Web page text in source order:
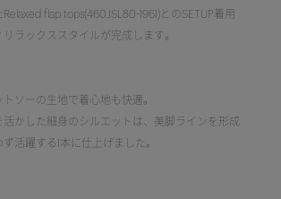
flap tops(460JSL80-1961)とのSETUP着用
リラックススタイルが完成します。
トソーの生地で着心地も快適。
活かした細身のシルエットは、美脚ラインを形成
ず活躍する1本に仕上げました。